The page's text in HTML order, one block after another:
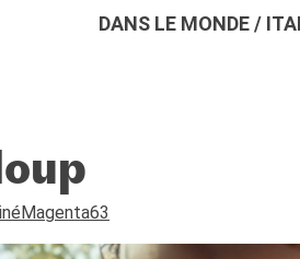
DANS LE MONDE/